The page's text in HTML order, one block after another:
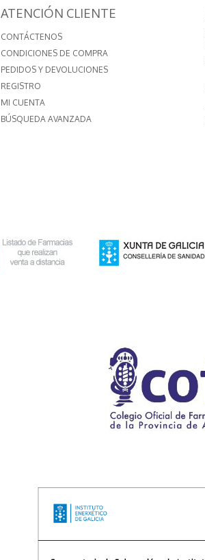
ATENCIÓN CLIENTE
CONTÁCTENOS
CONDICIONES DE COMPRA
PEDIDOS Y DEVOLUCIONES
REGISTRO
MI CUENTA
BÚSQUEDA AVANZADA